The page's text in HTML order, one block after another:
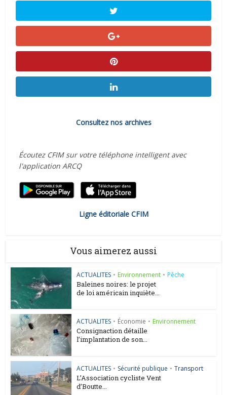
Consultez nos archives
Écoutez CFIM sur votre téléphone intelligent avec
l'application ARCQ
Ligne éditoriale CFIM
Vous aimerez aussi
ACTUALITES • Environnement • Pêche
Baleines noires: le projet
de loi américain inquiète...
ACTUALITES • Économie • Environnement
Consignaction détaille
l’implantation de son...
ACTUALITES • Sécurité publique • Transport
L’Association cycliste Vent
d’Boutte...